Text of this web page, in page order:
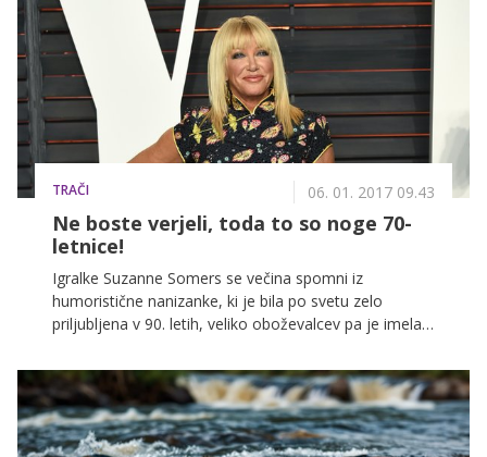
vedno dobro unovčiti. Oči svetovne javnosti so zdaj
uprte tudi na njune štiri otroke, predvsem 20-letnega
Brooklyna, ki se še več kot očitno išče.
TRAČI 06. 01. 2017 09.43
Ne boste verjeli, toda to so noge 70-
letnice!
Igralke Suzanne Somers se večina spomni iz
humoristične nanizanke, ki je bila po svetu zelo
priljubljena v 90. letih, veliko oboževalcev pa je imela
postavo navduševala že takrat, z njo pa se lahko
pohvali tudi danes, ko ima 70 let.